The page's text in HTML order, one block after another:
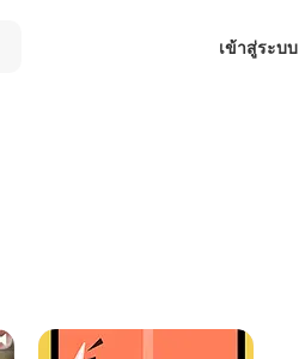
เข้าสู่ระบบ